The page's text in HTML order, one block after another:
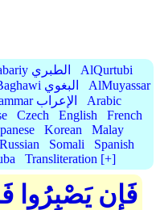
AtTabariy الطبري
AlQurtubi
AlBaghawi البغوي
AlMuyassar
Grammar الإعراب
Arabic
Czech English
French
Korean
Malay
Russian Somali
Spanish
Transliteration [+]
فَإِن يَصْبِرُوا